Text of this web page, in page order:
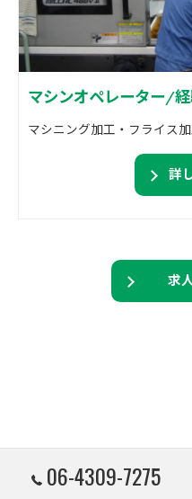
マシンオペレーター/
詳
求
06-4309-7275